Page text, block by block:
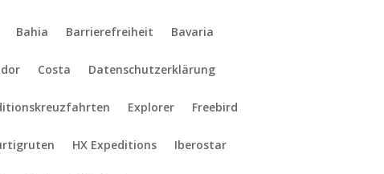
Bahia Barrierefreiheit Bavaria
Costa Datenschutzerklärung
Explorer Freebird
HX Expeditions Iberostar